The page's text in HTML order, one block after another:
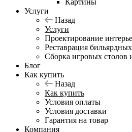
Картины
Услуги
Назад
Услуги
Проектирование
Реставрация
Сборка игровых столов
Блог
Как купить
Назад
Как купить
Условия оплаты
Условия доставки
Гарантия на товар
Компания